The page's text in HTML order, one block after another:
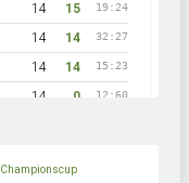
14 15 19:24
14 14 32:27
14 14 15:23
14 0 12:60
Championscup